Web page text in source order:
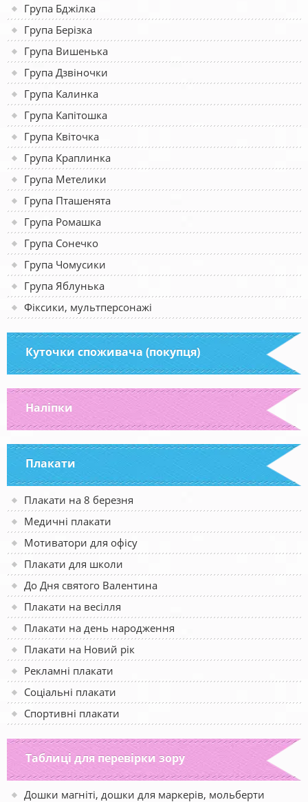
Група Бджілка
Група Берізка
Група Вишенька
Група Дзвіночки
Група Калинка
Група Капітошка
Група Квіточка
Група Краплинка
Група Метелики
Група Пташенята
Група Ромашка
Група Сонечко
Група Чомусики
Група Яблунька
Фіксики, мультперсонажі
Куточки споживача (покупця)
Наліпки
Плакати
Плакати на 8 березня
Медичні плакати
Мотиватори для офісу
Плакати для школи
До Дня святого Валентина
Плакати на весілля
Плакати на день народження
Плакати на Новий рік
Рекламні плакати
Соціальні плакати
Спортивні плакати
Таблиці для перевірки зору
Дошки магніті, дошки для маркерів, мольберти